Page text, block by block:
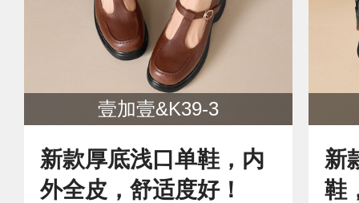
壹加壹&K39-3
新款厚底浅口单鞋，内
外全皮，舒适度好！
新
鞋